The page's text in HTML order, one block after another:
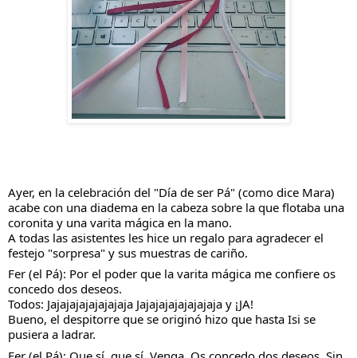
Ayer, en la celebración del "Día de ser Pá" (como dice Mara)
acabe con una diadema en la cabeza sobre la que flotaba una
coronita y una varita mágica en la mano.
A todas las asistentes les hice un regalo para agradecer el
festejo "sorpresa" y sus muestras de cariño.
Fer (el Pá): Por el poder que la varita mágica me confiere os
concedo dos deseos.
Todos: Jajajajajajajajaja Jajajajajajajajaja y ¡JA!
Bueno, el despitorre que se originó hizo que hasta Isi se
pusiera a ladrar.